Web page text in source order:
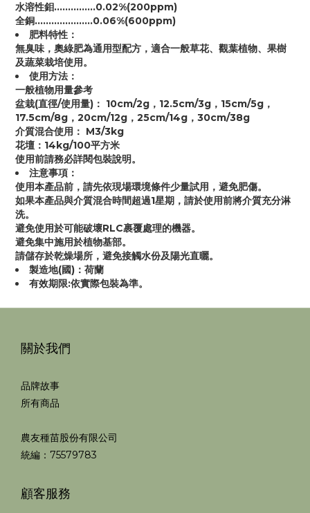
水溶性鉬……………0.02%(200ppm)
全銅…………………0.06%(600ppm)
肥料特性：
無臭味，奧綠肥為通用型配方，適合一般草花、觀葉植物、果樹
及蔬菜栽培使用。
使用方法：
一般植物用量參考
盆栽(直徑/使用量)： 10cm/2g，12.5cm/3g，15cm/5g，
17.5cm/8g，20cm/12g，25cm/14g，30cm/38g
介質混合使用： M3/3kg
花壇：14kg/100平方米
使用前請務必詳閱包裝說明。
注意事項：
使用本產品前，請先依現場環境條件少量試用，避免肥傷。
如果本產品與介質混合時間超過1星期，請於使用前將介質充分淋
洗。
避免使用於可能破壞RLC裹覆處理的機器。
避免集中施用於植物基部。
請儲存於乾燥場所，避免接觸水份及陽光直曬。
製造地(國)：荷蘭
有效期限:依實際包裝為準。
關於我們
品牌故事
所有商品
農友種苗股份有限公司
統編：75579783
顧客服務